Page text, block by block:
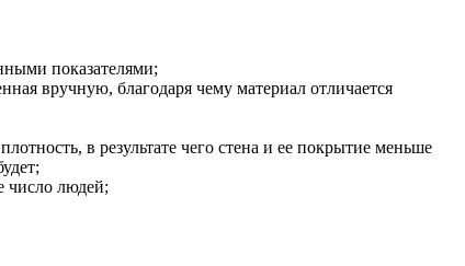
показателями;
вручную, благодаря чему материал отличается
в результате чего стена и ее покрытие меньше
число людей;